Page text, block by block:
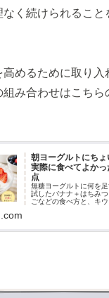
く続けられること
めるために取り入
み合わせはこちら
朝ヨーグルトにち
実際に食べてよか
点
無糖ヨーグルトに何を
試したバナナ＋はちみ
ごなどの食べ方と、キ